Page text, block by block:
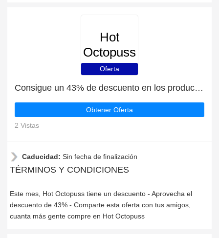
Hot
Octopuss
Oferta
Consigue un 43% de descuento en los productos de Hot Octopuss | caduca pronto
Obtener Oferta
2 Vistas
Caducidad: Sin fecha de finalización
TÉRMINOS Y CONDICIONES
Este mes, Hot Octopuss tiene un descuento - Aprovecha el
descuento de 43% - Comparte esta oferta con tus amigos,
cuanta más gente compre en Hot Octopuss